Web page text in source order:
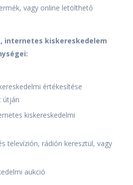
vagy online letölthető
internetes kiskereskedelem
értékesítése
útján
kiskereskedelmi
televízión, rádión keresztül, vagy
aukció